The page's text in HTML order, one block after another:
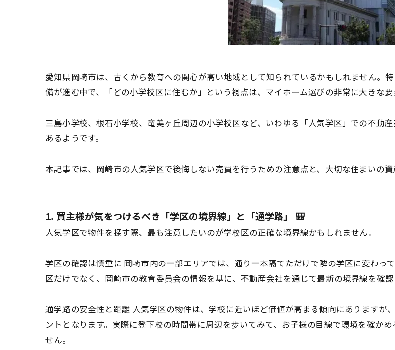
愛知県岡崎市は、古くから教育への関心が高い地域として知られているかもしれません。
備が進む中で、「どの小学校区に住むか」という視点は、マイホーム選びの非常に大きな要
三島小学校、根石小学校、竜美ヶ丘周辺の小学校区など、いわゆる「人気学区」での不動
あるようです。
本記事では、岡崎市の人気学区で後悔しない売買を行うための注意点と、大切な住まいの
1. 買主様が気をつけるべき「学区の境界線」と「通学路」 🎒
人気学区で物件を探す際、最も注意したいのが学校区の正確な境界線かもしれません。
学区の確認は慎重に 岡崎市内の一部エリアでは、通り一本隔てただけで隣の学区に変わっ
区だけでなく、岡崎市の教育委員会の情報を基に、不動産会社を通じて最新の境界線を確認
通学路の安全性と距離 人気学区の物件は、学校に近いほど価値が高まる傾向にありますが
ントとなります。実際に登下校の時間帯に周辺を歩いてみて、お子様の目線で環境を確か
せん。